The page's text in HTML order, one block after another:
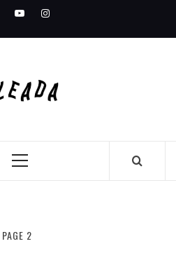
YoutubeInstagram
Primary
PAGE 2